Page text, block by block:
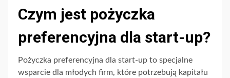
Czym jest pożyczka
preferencyjna dla start-up?
Pożyczka preferencyjna dla start-up to specjalne
wsparcie dla młodych firm, które potrzebują kapitału